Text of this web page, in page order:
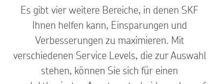
Es gibt vier weitere Bereiche, in denen SKF
Ihnen helfen kann, Einsparungen und
Verbesserungen zu maximieren. Mit
verschiedenen Service Levels, die zur Auswahl
stehen, können Sie sich für einen